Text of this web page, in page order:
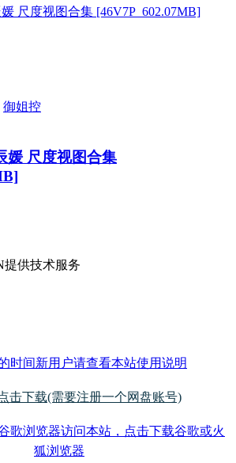
御姐控
媛 尺度视图合集
提供技术服务
时间新用户请查看本站使用说明
击下载(需要注册一个网盘账号)
歌浏览器访问本站，点击下载谷歌或火
狐浏览器